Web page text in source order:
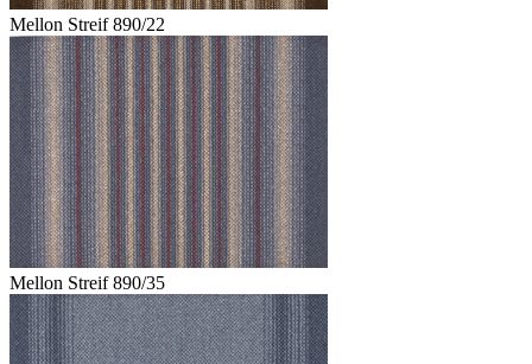
Mellon Streif 890/22
Mellon Streif 890/35